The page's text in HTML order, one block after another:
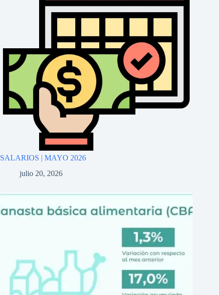
SALARIOS | MAYO 2026
julio 20, 2026